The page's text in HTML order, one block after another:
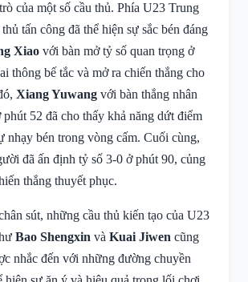
của một số cầu thủ. Phía U23 Trung
tấn công đã thể hiện sự sắc bén đáng
Xiao với bàn mở tỷ số quan trọng ở
thông bế tắc và mở ra chiến thắng cho
Xiang Yuwang với bàn thắng nhân
phút 52 đã cho thấy khả năng dứt điểm
nhạy bén trong vòng cấm. Cuối cùng,
đã ấn định tỷ số 3-0 ở phút 90, củng
thắng thuyết phục.
sút, những cầu thủ kiến tạo của U23
Bao Shengxin và Kuai Jiwen cũng
nhắc đến với những đường chuyền